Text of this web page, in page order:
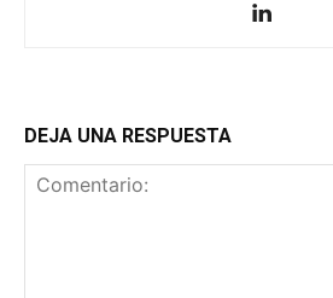
DEJA UNA RESPUESTA